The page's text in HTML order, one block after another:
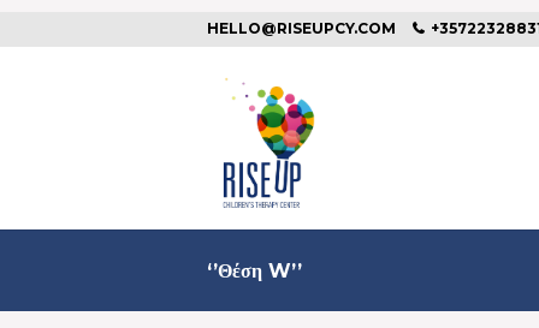
HELLO@RISEUPCY.COM
‘’Θέση W’’